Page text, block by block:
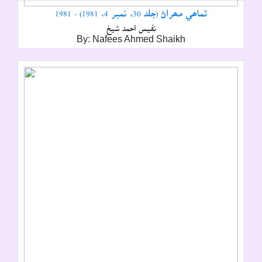
ٽماھي مھراڻ (جلد 30، نمبر 4، 1981) - 1981
نفيس احمد شيخ
By: Nafees Ahmed Shaikh